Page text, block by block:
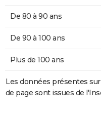
De 80 à 90 ans
De 90 à 100 ans
Plus de 100 ans
Les données présentes
de page sont issues de